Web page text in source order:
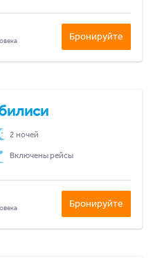
Бронируйте
2 ночей
Включены рейсы
Бронируйте